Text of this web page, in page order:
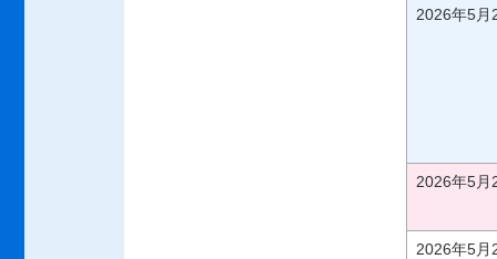
2026年5月
2026年5月
2026年5月